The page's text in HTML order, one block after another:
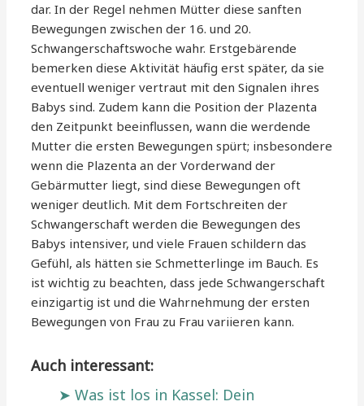
dar. In der Regel nehmen Mütter diese sanften
Bewegungen zwischen der 16. und 20.
Schwangerschaftswoche wahr. Erstgebärende
bemerken diese Aktivität häufig erst später, da sie
eventuell weniger vertraut mit den Signalen ihres
Babys sind. Zudem kann die Position der Plazenta
den Zeitpunkt beeinflussen, wann die werdende
Mutter die ersten Bewegungen spürt; insbesondere
wenn die Plazenta an der Vorderwand der
Gebärmutter liegt, sind diese Bewegungen oft
weniger deutlich. Mit dem Fortschreiten der
Schwangerschaft werden die Bewegungen des
Babys intensiver, und viele Frauen schildern das
Gefühl, als hätten sie Schmetterlinge im Bauch. Es
ist wichtig zu beachten, dass jede Schwangerschaft
einzigartig ist und die Wahrnehmung der ersten
Bewegungen von Frau zu Frau variieren kann.
Auch interessant:
Was ist los in Kassel: Dein